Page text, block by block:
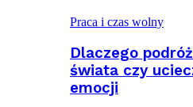
Praca i czas wolny
Dlaczego
świata czy
emocji